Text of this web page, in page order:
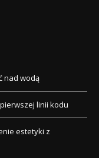
nad wodą
linii kodu
estetyki z